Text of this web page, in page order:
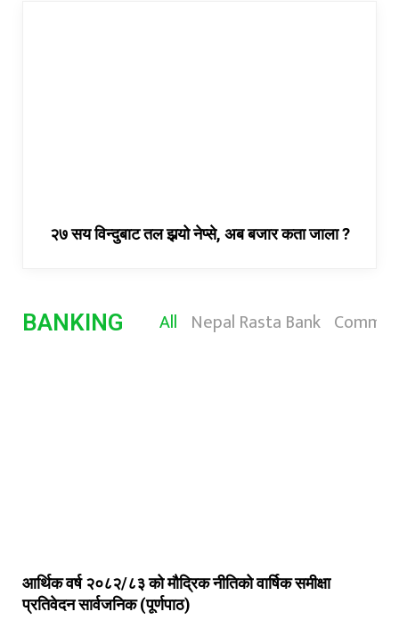
२७ सय विन्दुबाट तल झर्‍यो नेप्से, अब बजार कता जाला ?
BANKING All Nepal Rasta Bank
आर्थिक वर्ष २०८२/८३ को मौद्रिक नीतिको वार्षिक समीक्षा
प्रतिवेदन सार्वजनिक (पूर्णपाठ)